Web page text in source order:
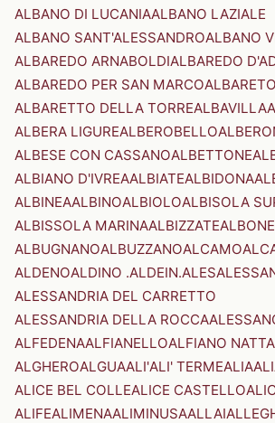
ALBANO DI LUCANIAALBANO LAZIALE
ALBANO SANT'ALESSANDROALBANO
ALBAREDO ARNABOLDIALBAREDO
ALBAREDO PER SAN MARCOALBARETO
ALBARETTO DELLA TORREALBAVILLA
ALBERA LIGUREALBEROBELLO
ALBESE CON CASSANOALBETTONE
ALBIANO D'IVREAALBIATEALBIDONA
ALBINEAALBINOALBIOLOALBISOLA
ALBISSOLA MARINAALBIZZATE
ALBUGNANOALBUZZANOALCAMO
ALDENOALDINO .ALDEIN.ALES
ALESSANDRIA DEL CARRETTO
ALESSANDRIA DELLA ROCCA
ALFEDENAALFIANELLOALFIANO NATTA
ALGHEROALGUAALI'ALI' TERMEALIA
ALICE BEL COLLEALICE CASTELLO
ALIFEALIMENAALIMINUSAALLAI